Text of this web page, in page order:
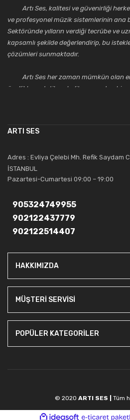
Artı Ses, kalitesi ve güvenirliği herkes
ve profesyonel müzik sistemlerinin ana
Sektöründe yılların verdiği tecrübe ve
kapsamlı şekilde değerlendirip, bu
çözümleri sunmaktadır.
Artı Ses her zaman mümkün olan
özellikler, estetik ve kalite açısından bir
saygıdeğer yerini kazanmıştır.
Artı Ses, güler yüzü ve deneyimi ile bu
güvenebileceğiniz bir tercihtir.
ARTI SES
Adres : Evliya Çelebi Mh. Refik Saydam
İSTANBUL
Pazartesi-Cumartesi 09:00 – 19:00
905324749955
902122437779
902122514407
HAKKIMIZDA
MÜŞTERİ SERVİSİ
POPÜLER KATEGORİLER
© 2020 ARTI SES | Tüm
ideasoft